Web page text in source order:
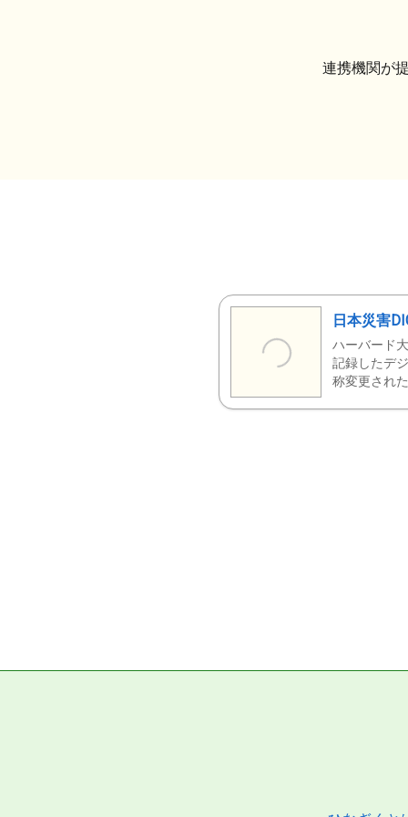
連携機関が
日本災害
ハーバード
記録したデ
称変更された